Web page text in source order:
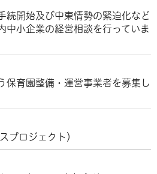
続開始及び中東情勢の緊迫化など
中小企業の経営相談を行っていま
保育園整備・運営事業者を募集し
プロジェクト）